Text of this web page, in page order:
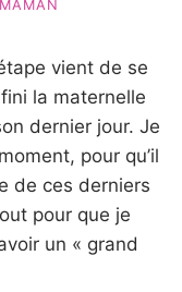
vient de se
la maternelle
dernier jour. Je
pour qu’il
de ces derniers
pour que je
un « grand